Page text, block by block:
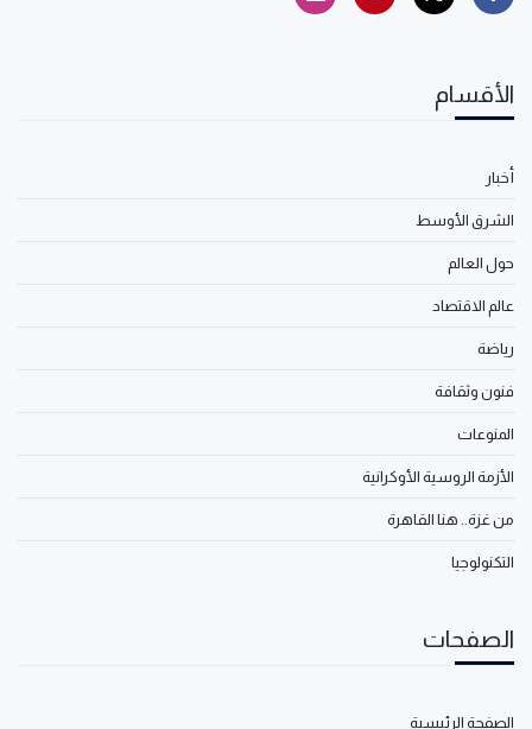
الأقسام
أخبار
الشرق الأوسط
حول العالم
عالم الاقتصاد
رياضة
فنون وثقافة
المنوعات
الأزمة الروسية الأوكرانية
من غزة.. هنا القاهرة
التكنولوجيا
الصفحات
الصفحة الرئيسية